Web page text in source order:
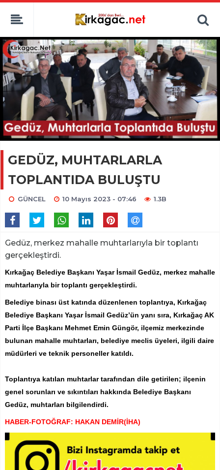
GEDÜZ, MUHTARLARLA
TOPLANTIDA BULUŞTU
GÜNCEL 10 Mayıs 2023 - 07:46 1.3B
Gedüz, merkez mahalle muhtarlarıyla bir toplantı
gerçekleştirdi.
Kırkağaç Belediye Başkanı Yaşar İsmail Gedüz, merkez mahalle
muhtarlarıyla bir toplantı gerçekleştirdi.
Belediye binası üst katında düzenlenen toplantıya, Kırkağaç
Belediye Başkanı Yaşar İsmail Gedüz’ün yanı sıra, Kırkağaç AK
Parti İlçe Başkanı Mehmet Emin Güngör, ilçemiz merkezinde
bulunan mahalle muhtarları, belediye meclis üyeleri, ilgili daire
müdürleri ve teknik personeller katıldı.
Toplantıya katılan muhtarlar tarafından dile getirilen; ilçenin
genel sorunları ve sıkıntıları hakkında Belediye Başkanı
Gedüz, muhtarları bilgilendirdi.
HABER-FOTOĞRAF: HAKAN DEMİR(İHA)